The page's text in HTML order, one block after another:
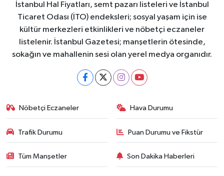
İstanbul Hal Fiyatları, semt pazarı listeleri ve İstanbul
Ticaret Odası (İTO) endeksleri; sosyal yaşam için ise
kültür merkezleri etkinlikleri ve nöbetçi eczaneler
listelenir. İstanbul Gazetesi; manşetlerin ötesinde,
sokağın ve mahallenin sesi olan yerel medya organıdır.
Nöbetçi Eczaneler Hava Durumu
Trafik Durumu Puan Durumu ve Fikstür
Tüm Manşetler Son Dakika Haberleri